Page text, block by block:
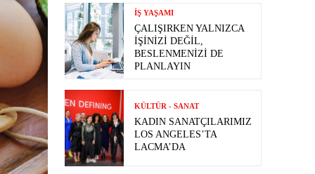
İŞ YAŞAMI
ÇALIŞIRKEN YALNIZCA
İŞINIZI DEĞIL,
BESLENMENIZI DE
PLANLAYIN
KÜLTÜR - SANAT
KADIN SANATÇILARIMIZ
LOS ANGELES’TA
LACMA’DA